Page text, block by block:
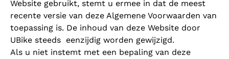
Website gebruikt, stemt u ermee in dat de meest
recente versie van deze Algemene Voorwaarden van
toepassing is. De inhoud van deze Website door
UBike steeds eenzijdig worden gewijzigd.
Als u niet instemt met een bepaling van deze